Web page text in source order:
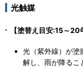
光触媒
【塗替え目安:15～20
光（紫外線）が塗
解し、雨が降るこ